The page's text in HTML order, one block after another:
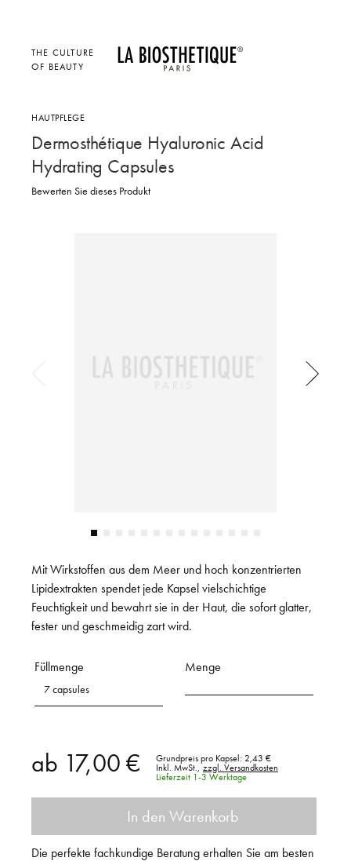
THE CULTURE
OF BEAUTY
HAUTPFLEGE
Dermosthétique Hyaluronic Acid
Hydrating Capsules
Bewerten Sie dieses Produkt
Mit Wirkstoffen aus dem Meer und hoch konzentrierten
Lipidextrakten spendet jede Kapsel vielschichtige
Feuchtigkeit und bewahrt sie in der Haut, die sofort glatter,
fester und geschmeidig zart wird.
Füllmenge
7 capsules
Menge
ab 17,00 € Grundpreis pro Kapsel: 2,43 €
Inkl. MwSt.,
zzgl. Versandkosten
Lieferzeit 1-3 Werktage
In den Warenkorb
Die perfekte fachkundige Beratung erhalten Sie am besten